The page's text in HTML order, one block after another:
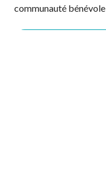
communauté bénévole